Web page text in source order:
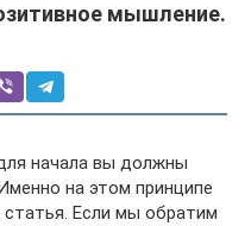
мышление.
начала вы должны
на этом принципе
Если мы обратим